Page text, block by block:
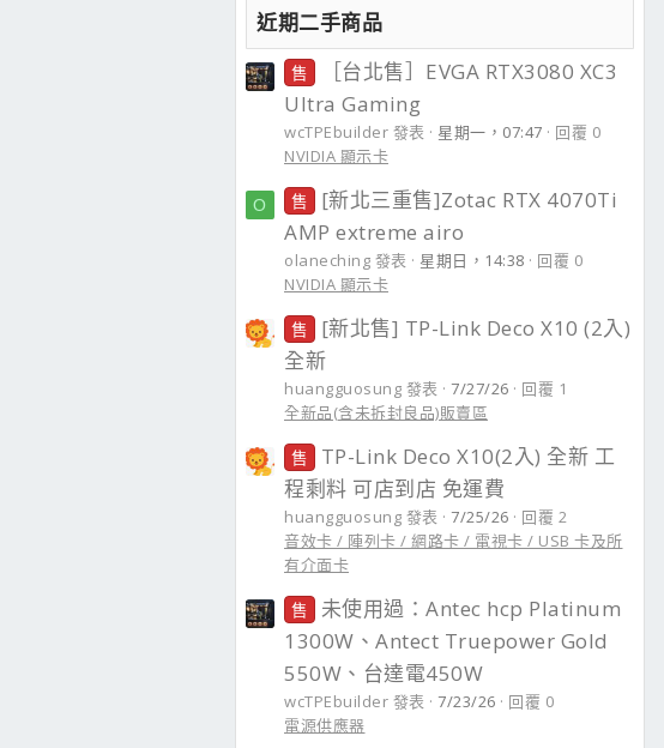
近期二手商品
售
［台北售］EVGA RTX3080 XC3
Ultra Gaming
wcTPEbuilder 發表 星期一，07:47
回覆 0
NVIDIA 顯示卡
O 售
[新北三重售]Zotac RTX 4070Ti
AMP extreme airo
olaneching 發表 星期日，14:38
回覆 0
NVIDIA 顯示卡
售
[新北售] TP-Link Deco X10 (2入)
全新
huangguosung 發表 7/27/26
回覆 1
全新品(含未拆封良品)販賣區
售
TP-Link Deco X10(2入) 全新 工
程剩料 可店到店 免運費
huangguosung 發表 7/25/26
回覆 2
音效卡 / 陣列卡 / 網路卡 / 電視卡 / USB 卡及所
有介面卡
售
未使用過：Antec hcp Platinum
1300W、Antect Truepower Gold
550W、台達電450W
wcTPEbuilder 發表 7/23/26
回覆 0
電源供應器